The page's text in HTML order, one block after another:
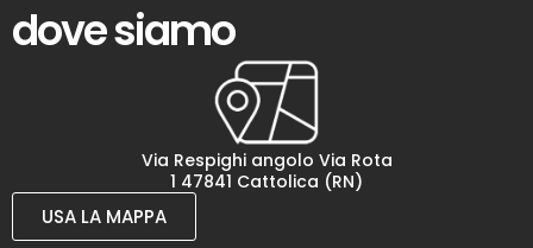
dove siamo
Via Respighi angolo Via Rota
1 47841 Cattolica (RN)
USA LA MAPPA